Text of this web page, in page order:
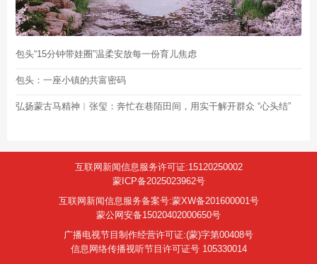
包头“15分钟带娃圈”温柔安放每一份育儿焦虑
包头：一座小镇的共富密码
弘扬蒙古马精神︱张玺：奔忙在巷陌田间，用实干解开群众 “心头结”
互联网新闻信息服务许可证:15120250002
蒙ICP备2025023962号
互联网新闻信息服务备案号:蒙XW备201600001号
蒙公网安备15020402000650号
广播电视节目制作经营许可证:(蒙)字第00408号
信息网络传播视听节目许可证号 105330014